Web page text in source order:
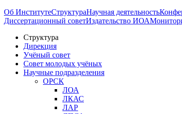
Об ИнститутеСтруктураНаучная деятельность
Диссертационный советИздательство ИОА
Структура
Дирекция
Учёный совет
Совет молодых учёных
Научные подразделения
ОРСК
ЛОА
ЛКАС
ЛАР